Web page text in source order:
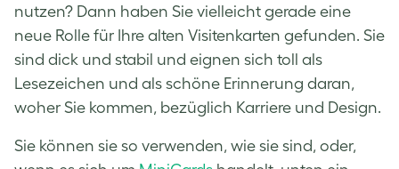
nutzen? Dann haben Sie vielleicht gerade eine
neue Rolle für Ihre alten Visitenkarten gefunden. Sie
sind dick und stabil und eignen sich toll als
Lesezeichen und als schöne Erinnerung daran,
woher Sie kommen, bezüglich Karriere und Design.
Sie können sie so verwenden, wie sie sind, oder,